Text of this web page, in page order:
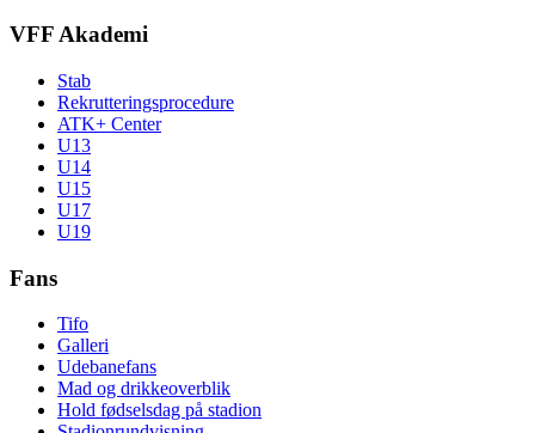
VFF Akademi
Stab
Rekrutteringsprocedure
ATK+ Center
U13
U14
U15
U17
U19
Fans
Tifo
Galleri
Udebanefans
Mad og drikkeoverblik
Hold fødselsdag på stadion